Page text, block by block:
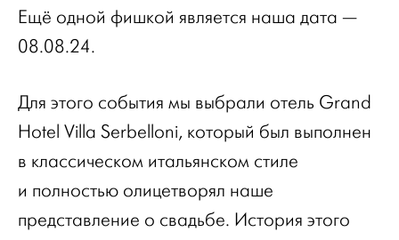
Ещё одной фишкой является наша дата —
08.08.24.
Для этого события мы выбрали отель Grand
Hotel Villa Serbelloni, который был выполнен
в классическом итальянском стиле
и полностью олицетворял наше
представление о свадьбе. История этого